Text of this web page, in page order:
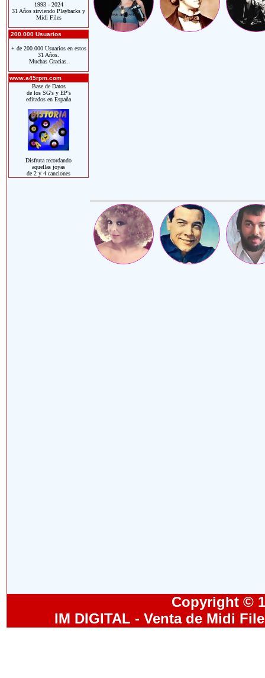
1993 - 2024
31 Años sirviendo Playbacks y
Midi Files
200.000 Usuarios
+ de 200.000 Usuarios en estos
31 Años.
Muchas Gracias.
www.a45rpm.com
Base de Datos
de los SG's y EP's
editados en España
Disfruta recordando
aquellas joyas
de 2 y 4 canciones
Copyright ©
IM DIGITAL - Venta de Midi